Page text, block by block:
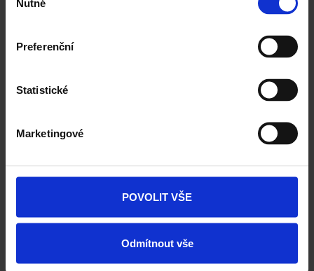
souhlasu
Nutné
Preferenční
Statistické
Marketingové
POVOLIT VŠE
Odmítnout vše
Střechy Tondach ve vašem okolí